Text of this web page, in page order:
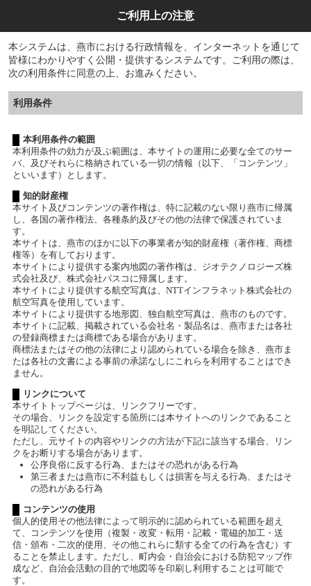
ご利用上の注意
本システムは、燕市における行政情報を、インターネットを通じて
皆様にわかりやすく公開・提供するシステムです。ご利用の際は、
次の利用条件に同意の上、お進みください。
利用条件
本利用条件の範囲
本利用条件の効力が及ぶ範囲は、本サイトの運用に必要な全てのサー
バ、及びそれらに格納されている一切の情報（以下、「コンテンツ」
といいます）とします。
知的財産権
本サイト及びコンテンツの著作権は、特に記載のない限り燕市に帰属
し、各国の著作権法、各種条約及びその他の法律で保護されていま
す。
本サイトは、燕市のほかに以下の事業者が知的財産権（著作権、商標
権等）を有しております。
本サイトにより提供する案内地図の著作権は、ジオテクノロジーズ株
式会社及び、株式会社パスコに帰属します。
本サイトにより提供する航空写真は、NTTインフラネット株式会社の
航空写真を使用しています。
本サイトにより提供する地形図、独自航空写真は、燕市のものです。
本サイトに記載、掲載されている会社名・製品名は、燕市または各社
の登録商標または商標である場合があります。
商標法またはその他の法律により認められている場合を除き、燕市ま
たは各社の文書による事前の承諾なしにこれらを利用することはでき
ません。
リンクについて
本サイトトップページは、リンクフリーです。
その場合、リンクを設定する箇所には本サイトへのリンクであること
を明記してください。
ただし、元サイトの内容やリンクの方法が下記に該当する場合、リン
クをお断りする場合があります。
公序良俗に反する行為、またはその恐れがある行為
第三者または燕市に不利益もしくは損害を与える行為、またはそ
の恐れがある行為
コンテンツの使用
個人的使用その他法律によって明示的に認められている範囲を超え
て、コンテンツを使用（複製・改変・転用・記載・電磁的加工・送
信・頒布・二次的使用、その他これらに類する全ての行為を含む）す
ることを禁止します。ただし、町内会・自治会における防犯マップ作
成など、自治会活動の目的で地図等を印刷し利用することは可能で
す。